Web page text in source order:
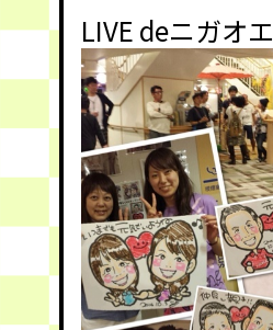
LIVE deニガオエ